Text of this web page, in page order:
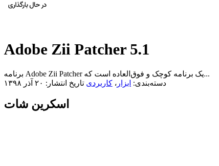
Adobe Zii Patcher 5.1
برنامه Adobe Zii Patcher یک برنامه کوچک و فوق‌العاده است که...
دسته‌بندی: ابزار ، کاربردی تاریخ انتشار: ۲۰ آذر ۱۳۹۸
اسکرین شات